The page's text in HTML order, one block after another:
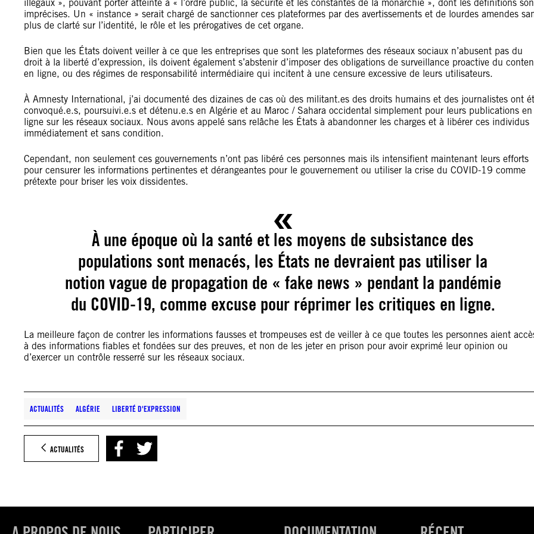
illégaux », pouvant porter atteinte à « l’ordre public, la sécurité et les constantes de la monarchie », dont les définitions
imprécises. Un « instance » serait chargé de sanctionner ces plateformes par des avertissements et de lourdes amendes
plus de clarté sur l’identité, le rôle et les prérogatives de cet organe.
Bien que les États doivent veiller à ce que les entreprises que sont les plateformes des réseaux sociaux n’abusent pas du
droit à la liberté d’expression, ils doivent également s’abstenir d’imposer des obligations de surveillance proactive du
en ligne, ou des régimes de responsabilité intermédiaire qui incitent à une censure excessive de leurs utilisateurs.
À Amnesty International, j’ai documenté des dizaines de cas où des militant.es des droits humains et des journalistes ont
convoqué.e.s, poursuivi.e.s et détenu.e.s en Algérie et au Maroc / Sahara occidental simplement pour leurs publications en
ligne sur les réseaux sociaux. Nous avons appelé sans relâche les États à abandonner les charges et à libérer ces individus
immédiatement et sans condition.
Cependant, non seulement ces gouvernements n’ont pas libéré ces personnes mais ils intensifient maintenant leurs efforts
pour censurer les informations pertinentes et dérangeantes pour le gouvernement ou utiliser la crise du COVID-19 comme
prétexte pour briser les voix dissidentes.
À une époque où la santé et les moyens de subsistance des
populations sont menacés, les États ne devraient pas utiliser la
notion vague de propagation de « fake news » pendant la pandémie
du COVID-19, comme excuse pour réprimer les critiques en ligne.
La meilleure façon de contrer les informations fausses et trompeuses est de veiller à ce que toutes les personnes aient
à des informations fiables et fondées sur des preuves, et non de les jeter en prison pour avoir exprimé leur opinion ou
d’exercer un contrôle resserré sur les réseaux sociaux.
ACTUALITÉS ALGÉRIE LIBERTÉ D'EXPRESSION
ACTUALITÉS